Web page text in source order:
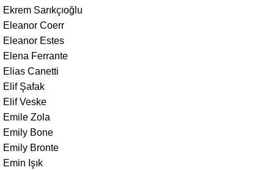
Ekrem Sarıkçıoğlu
Eleanor Coerr
Eleanor Estes
Elena Ferrante
Elias Canetti
Elif Şafak
Elif Veske
Emile Zola
Emily Bone
Emily Bronte
Emin Işık